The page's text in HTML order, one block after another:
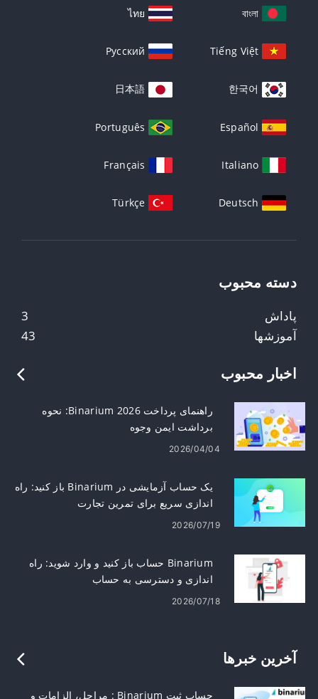
বাংলা
ไทย
Tiếng Việt
Русский
한국어
日本語
Español
Português
Italiano
Français
Deutsch
Türkçe
دسته محبوب
3
پاداش
43
آموزشها
اخبار محبوب
راهنمای پرداخت Binarium 2026: نحوه
برداشت ایمن وجوه
2026/04/04
یک حساب آزمایشی در Binarium باز کنید: راه
اندازی سریع برای تمرین تجارت
2026/07/19
Binarium حساب باز کنید و وارد شوید: راه
اندازی و دسترسی به حساب
2026/07/18
آخرین خبرها
حساب ثبت Binarium : مراحل، الزامات و